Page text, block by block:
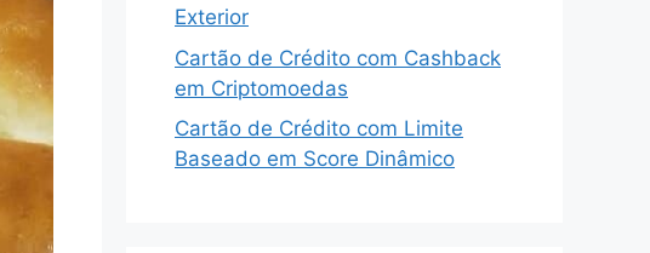
Exterior
Cartão de Crédito com Cashback
em Criptomoedas
Cartão de Crédito com Limite
Baseado em Score Dinâmico